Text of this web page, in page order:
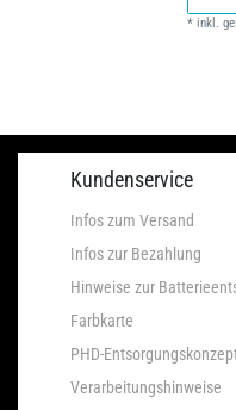
*inkl.
Kundenservice
Infos zum Versand
Infos zur Bezahlung
Hinweise zur
Farbkarte
PHD-
Verarbeitungshinweise